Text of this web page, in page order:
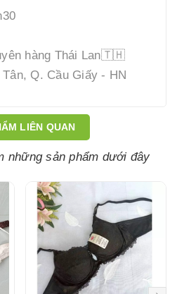
hàng Thái Lan🇹🇭
Q. Cầu Giấy - HN
LIÊN QUAN
những sản phẩm dưới đây